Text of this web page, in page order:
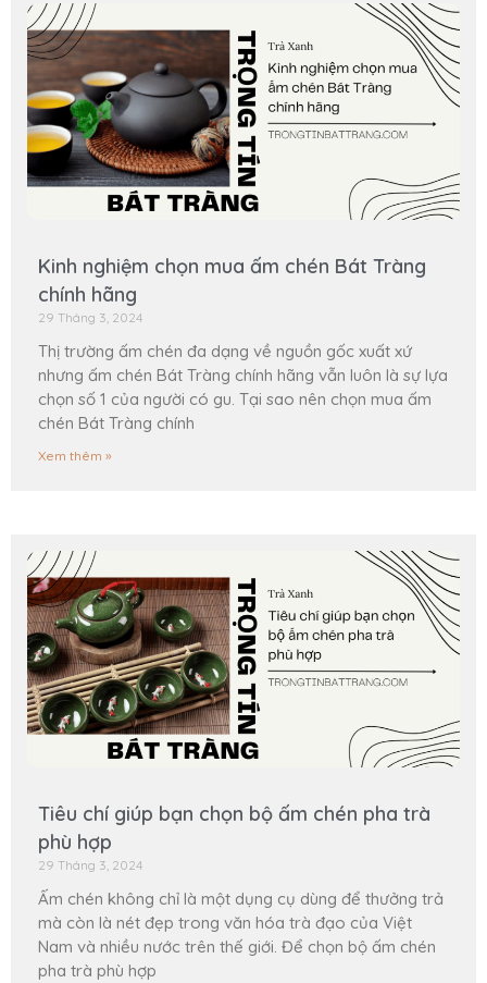
Kinh nghiệm chọn mua ấm chén Bát Tràng
chính hãng
29 Tháng 3, 2024
Thị trường ấm chén đa dạng về nguồn gốc xuất xứ
nhưng ấm chén Bát Tràng chính hãng vẫn luôn là sự lựa
chọn số 1 của người có gu. Tại sao nên chọn mua ấm
chén Bát Tràng chính
Xem thêm »
Tiêu chí giúp bạn chọn bộ ấm chén pha trà
phù hợp
29 Tháng 3, 2024
Ấm chén không chỉ là một dụng cụ dùng để thưởng trả
mà còn là nét đẹp trong văn hóa trà đạo của Việt
Nam và nhiều nước trên thế giới. Để chọn bộ ấm chén
pha trà phù hợp